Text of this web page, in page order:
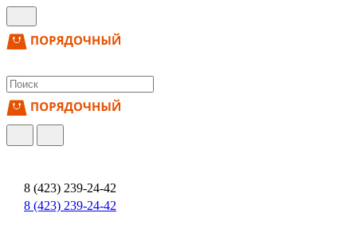
8 (423) 239-24-42
8 (423) 239-24-42